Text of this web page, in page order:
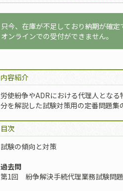
只今、在庫が不足しており納期が確定
オンラインでの受付ができません。
内容紹介
労使紛争やADRにおける代理人とな
分を解説した試験対策用の定番問題集
目次
試験の傾向と対策
過去問
第1回 紛争解決手続代理業務試験問